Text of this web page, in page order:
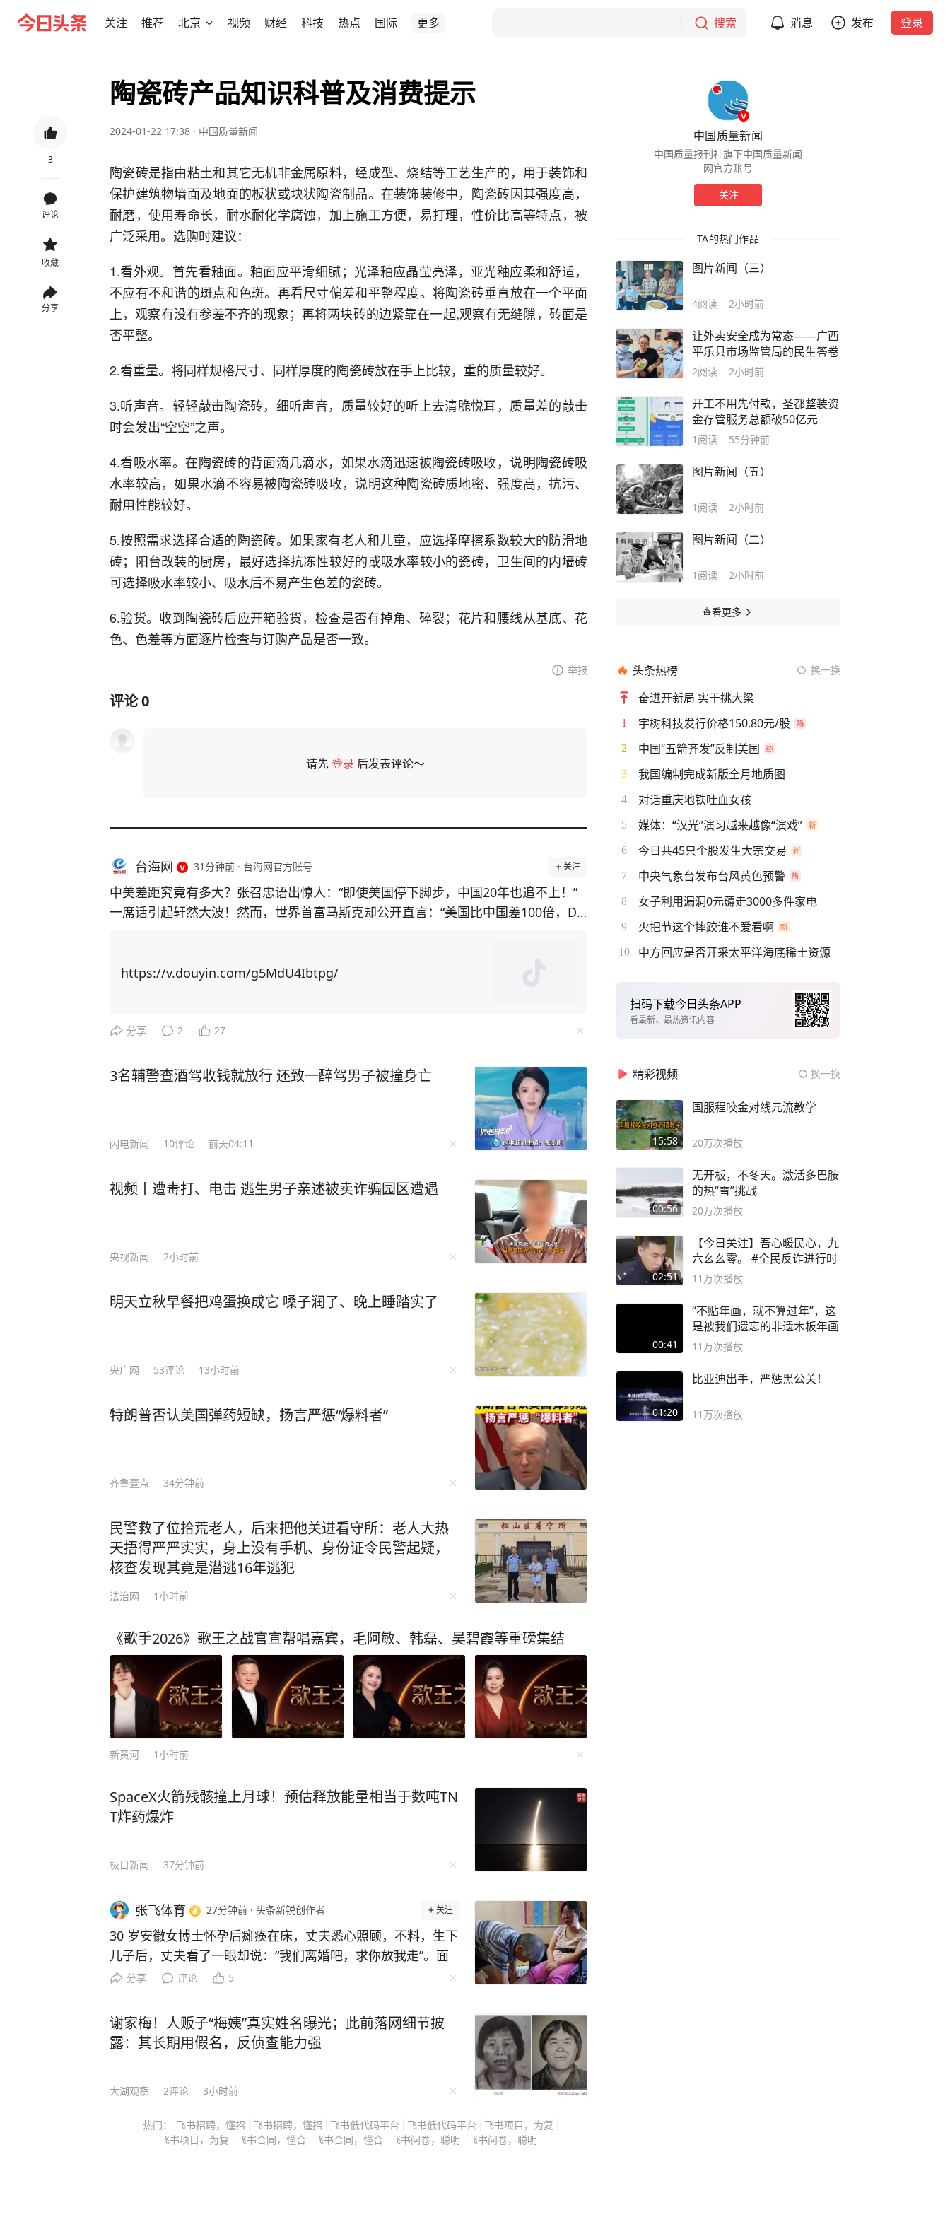
关注 推荐 北京 视频 财经 科技 热点 国际 更多 搜索 消息 发布 登录
3
评论
收藏
分享
陶瓷砖产品知识科普及消费提示
2024-01-22 17:38 · 中国质量新闻
陶瓷砖是指由粘土和其它无机非金属原料，经成型、烧结等工艺生产的，用于装饰和
保护建筑物墙面及地面的板状或块状陶瓷制品。在装饰装修中，陶瓷砖因其强度高，
耐磨，使用寿命长，耐水耐化学腐蚀，加上施工方便，易打理，性价比高等特点，被
广泛采用。选购时建议：
1.看外观。首先看釉面。釉面应平滑细腻；光泽釉应晶莹亮泽，亚光釉应柔和舒适，
不应有不和谐的斑点和色斑。再看尺寸偏差和平整程度。将陶瓷砖垂直放在一个平面
上，观察有没有参差不齐的现象；再将两块砖的边紧靠在一起,观察有无缝隙，砖面是
否平整。
2.看重量。将同样规格尺寸、同样厚度的陶瓷砖放在手上比较，重的质量较好。
3.听声音。轻轻敲击陶瓷砖，细听声音，质量较好的听上去清脆悦耳，质量差的敲击
时会发出“空空”之声。
4.看吸水率。在陶瓷砖的背面滴几滴水，如果水滴迅速被陶瓷砖吸收，说明陶瓷砖吸
水率较高，如果水滴不容易被陶瓷砖吸收，说明这种陶瓷砖质地密、强度高，抗污、
耐用性能较好。
5.按照需求选择合适的陶瓷砖。如果家有老人和儿童，应选择摩擦系数较大的防滑地
砖；阳台改装的厨房，最好选择抗冻性较好的或吸水率较小的瓷砖，卫生间的内墙砖
可选择吸水率较小、吸水后不易产生色差的瓷砖。
6.验货。收到陶瓷砖后应开箱验货，检查是否有掉角、碎裂；花片和腰线从基底、花
色、色差等方面逐片检查与订购产品是否一致。
举报
评论0
请先登录 后发表评论～
台海网 31分钟前 · 台海网官方账号 关注
中美差距究竟有多大？张召忠语出惊人：“即使美国停下脚步，中国20年也追不上！”
一席话引起轩然大波！然而，世界首富马斯克却公开直言：“美国比中国差100倍，De
被openAI、谷歌等美国科技巨头垄断。它们为了攫取超额利润，稳固自己的超然地
eepSeek）先后发布了DeepSeek-V3和DeepSeek-R1两款大模型，成本价格低廉，性
试复制DeepSeek的成果。 对此，美国白宫在谈及该模型时说，中国公司发布的最新
人工智能技术应该为美国行业敲响警钟。在此前，美国召集硅谷巨头秘密启动"Projec
t Stargate"，计划用2年时间建成全球规模最大AI算力集群。可惜，这个疯狂计划，
络一样触手可及。 在中国，各个行业、多家企业也纷纷抢滩布局：中国电信、中国联
商，国泰君安、兴业证券等多家券商宣布接入DeepSeek大模型，探索行业智能化升
读这段文字的短短30秒里，全球至少有2000个岗位被AI系统所悄然替代。 如果你觉
得“我在中国，人工成本低”就安全，那你可能忽略了这样一个逻辑：当算力成本不断
所的合伙人张律师，年收入200万，最近却主动报了个AI培训班。 原因很简单：他的
一个助理用AI整理案卷，1小时完成了他3天的工作量。“我如果不学AI，明年可能就是
智能体把重复劳动自动化——效率翻倍，准点下班。 过去两年，招聘要求里出现"AI
再是与AI比智商，真正的竞赛在于：谁能更好地与AI协作，谁能更聪明地使用这个“外
挂大脑”。 当你的同事开始用AI两小时完成你一天的工作时，问题不再是“我的工作会
企业招聘中明确要求会使用AI工具的岗位同比增长215.61%，相关职位招聘平均年薪
达27.34 万元，整体高于未要求AI能力的职位。 在这个DeepSeek惊艳全网，身边人
不入”！ 为此，马斯克强烈推荐大家提早学AI，而这一套《AI时代生存手册》，不管
是小学生、初中生，还是中老年人，都能通过这本书轻轻松松掌握 AI 基础知识。 有
句话说得好：“种一棵树最好的时间是十年前，其次是现在。” 重要的是现在就开始，
上市15天即创27万册销售佳绩，以硬核内容掀起AI学习热潮！ 本书从入门到精通，手
宝典！ 书中内容覆盖办公、教育、金融等70+场景，整合Notion、剪映等工具，构建
高效工作流，实现从内容创作到代码优化的全链路提效，带你从零开始，轻松掌握AI
的核心应用。 通过学习本书，你将轻松上手DeepSeek，大幅提升工作效率；利用De
epSeek激发自己的创作灵感，打造爆款内容和个人品牌；还将学会利用DeepSeek解
决各种专业难题等等。 360集团创始人周鸿祎说： “不会用AI的人将被淘汰！这本书是
管理者赋能企业、提升竞争力的必读指南。” 站在风口上，任何人都能起飞！抓住AI
时代的红利，成为“弯道超车”第一人！ 而这本书就是我们的“AI时代生存指南”。 无论
书不仅是提升个人竞争力的加速器，更是通往智能时代的通行证。 别再犹豫，别再让
自己在AI的浪潮中落后，立即行动起来！ （免责：本文不代表台海网观点） 点击下方
https://v.douyin.com/g5MdU4Ibtpg/
分享 2 27
3名辅警查酒驾收钱就放行 还致一醉驾男子被撞身亡
闪电新闻 10评论 前天04:11
视频丨遭毒打、电击 逃生男子亲述被卖诈骗园区遭遇
央视新闻 2小时前
明天立秋早餐把鸡蛋换成它 嗓子润了、晚上睡踏实了
央广网 53评论 13小时前
特朗普否认美国弹药短缺，扬言严惩“爆料者”
齐鲁壹点 34分钟前
民警救了位拾荒老人，后来把他关进看守所：老人大热
天捂得严严实实，身上没有手机、身份证令民警起疑，
核查发现其竟是潜逃16年逃犯
法治网 1小时前
《歌手2026》歌王之战官宣帮唱嘉宾，毛阿敏、韩磊、吴碧霞等重磅集结
新黄河 1小时前
SpaceX火箭残骸撞上月球！预估释放能量相当于数吨TN
T炸药爆炸
极目新闻 37分钟前
张飞体育 27分钟前 · 头条新锐创作者 关注
30 岁安徽女博士怀孕后瘫痪在床，丈夫悉心照顾，不料，生下
儿子后，丈夫看了一眼却说：“我们离婚吧，求你放我走”。面
对妻子落泪质问，丈夫终于崩溃坦白全部苦衷，听完所有人都
后瘫痪，坚持生下儿子，丈夫却扭头就走） 2012年冬天，安徽
合肥一家医院的产科病房里，30岁的王磊一动不动地躺着。 她
是中南大学湘雅医学院毕业的神经内科博士，不久前还是南昌
怀孕四个月时，她在值夜班时突然晕倒，检查结果是脑干大面
生建议她终止妊娠，因为继续怀孕可能会让病情恶化。 可王磊
分享 评论 5
谢家梅！人贩子“梅姨”真实姓名曝光；此前落网细节披
露：其长期用假名，反侦查能力强
大湖观察 2评论 3小时前
热门： 飞书招聘，懂招 飞书招聘，懂招 飞书低代码平台 飞书低代码平台
飞书项目，为复
飞书项目，为复
飞书合同，懂合 飞书合同，懂合 飞书问卷，聪明 飞书问卷，聪明
中国质量新闻
中国质量报刊社旗下中国质量新闻
网官方账号
关注
TA的热门作品
图片新闻（三）
4阅读 2小时前
让外卖安全成为常态——广西
平乐县市场监管局的民生答卷
2阅读 2小时前
开工不用先付款，圣都整装资
金存管服务总额破50亿元
1 阅读 55分钟前
图片新闻（五）
1 阅读 2小时前
图片新闻（二）
1 阅读 2小时前
查看更多
头条热榜 换一换
奋进开新局 实干挑大梁
1 宇树科技发行价格150.80元/股
2 中国“五箭齐发”反制美国
3 我国编制完成新版全月地质图
4 对话重庆地铁吐血女孩
5 媒体：“汉光”演习越来越像“演戏”
6 今日共45只个股发生大宗交易
7 中央气象台发布台风黄色预警
8 女子利用漏洞0元薅走3000多件家电
9 火把节这个摔跤谁不爱看啊
10 中方回应是否开采太平洋海底稀土资源
扫码下载今日头条APP
看最新、最热资讯内容
精彩视频 换一换
15:58
国服程咬金对线元流教学
20万次播放
00:56
无开板，不冬天。激活多巴胺
的热“雪”挑战
20万次播放
02:51
【今日关注】吾心暖民心，九
六幺幺零。 #全民反诈进行时
11万次播放
00:41
“不贴年画，就不算过年”，这
是被我们遗忘的非遗木板年画
11万次播放
01:20
比亚迪出手，严惩黑公关！
11万次播放